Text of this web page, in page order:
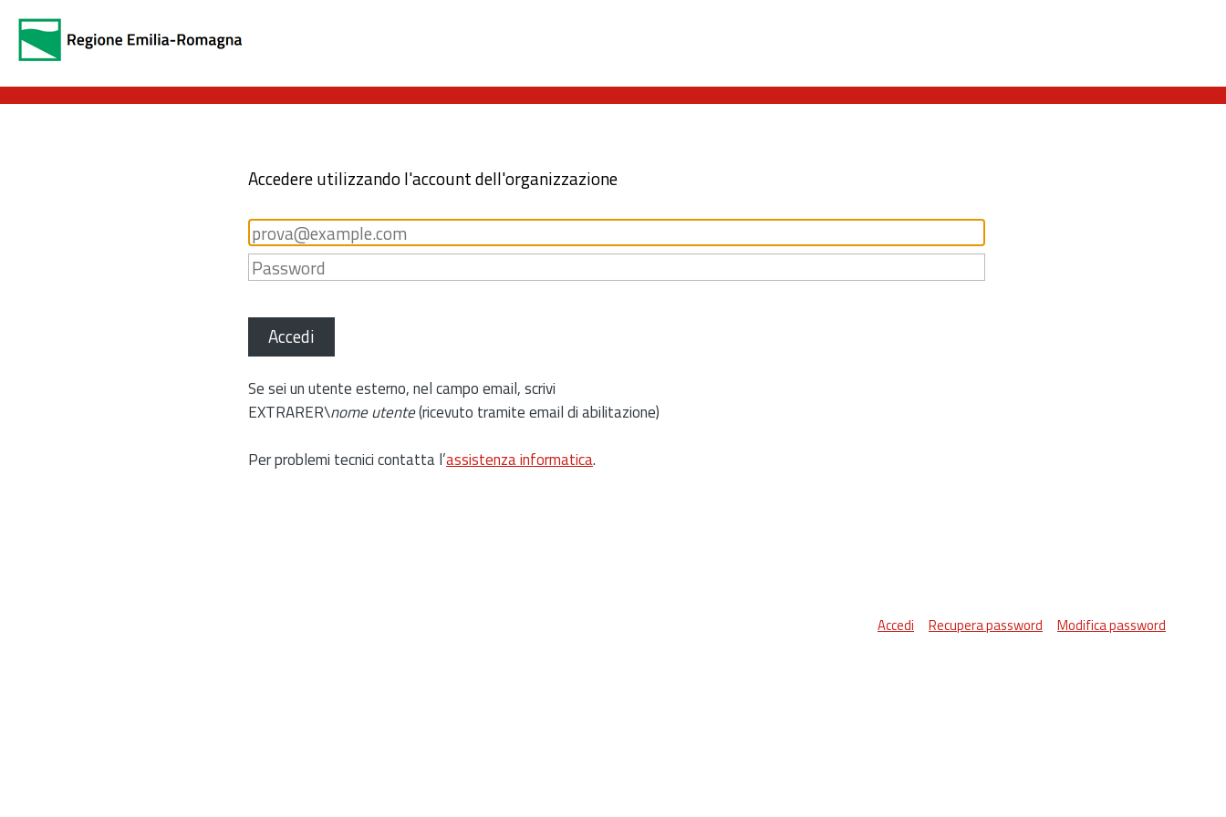
Accedere utilizzando l'account dell'organizzazione
Accedi
Se sei un utente esterno, nel campo email, scrivi
EXTRARER\nome utente(ricevuto tramite email di abilitazione)
Per problemi tecnici contatta l’assistenza informatica.
Accedi Recupera password Modifica password